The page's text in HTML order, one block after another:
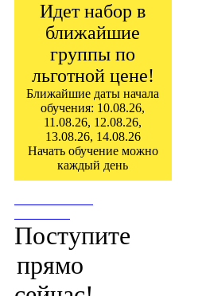
Идет набор в
ближайшие
группы по
льготной цене!
Ближайшие даты начала
обучения: 10.08.26,
11.08.26, 12.08.26,
13.08.26, 14.08.26
Начать обучение можно
каждый день
Поступите
прямо